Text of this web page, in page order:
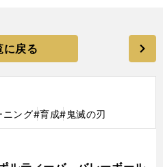
に戻る
ニング#育成#鬼滅の刃